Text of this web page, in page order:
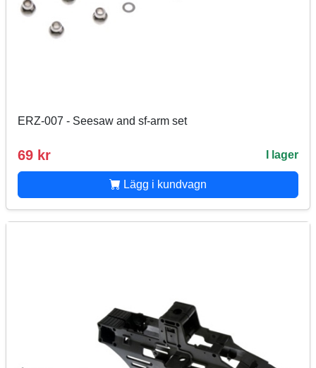
ERZ-007 - Seesaw and sf-arm set
69 kr I lager
Lägg i kundvagn